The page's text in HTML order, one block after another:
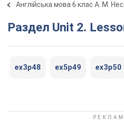
Англійська мова 6 клас А. М.
Раздел Unit 2.
ex3p48 ex5p49 ex3p50